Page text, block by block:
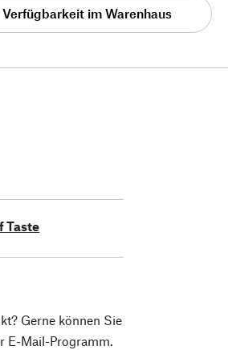
Verfügbarkeit im Warenhaus
Taste
Gerne können Sie
E-Mail-Programm.